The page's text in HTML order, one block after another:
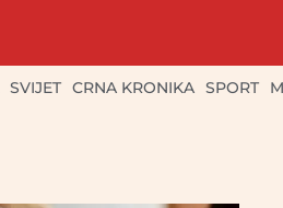
SVIJET CRNA KRONIKA SPORT